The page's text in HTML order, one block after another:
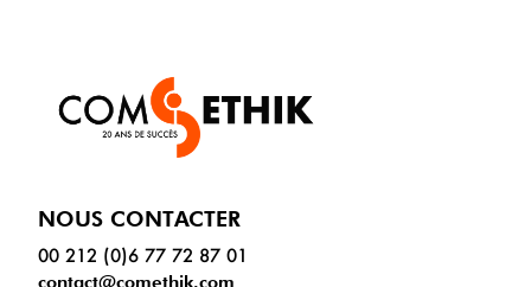
NOUS CONTACTER
00 212 (0)6 77 72 87 01
contact@comethik.com